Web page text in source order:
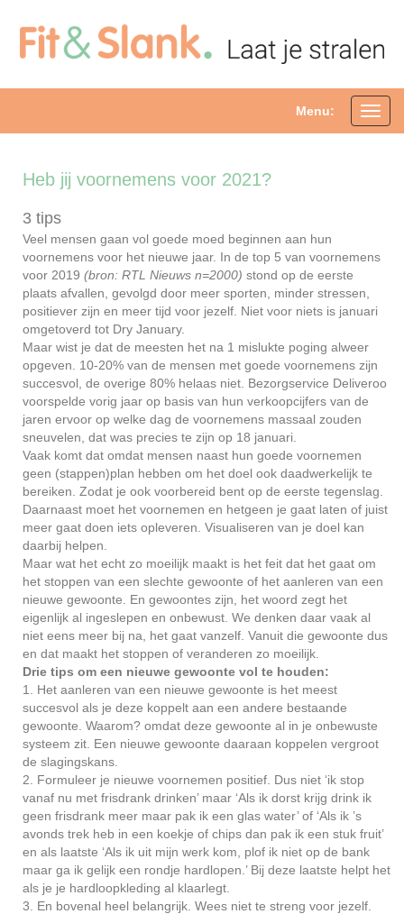
Menu:
Heb jij voornemens voor 2021?
3 tips
Veel mensen gaan vol goede moed beginnen aan hun
voornemens voor het nieuwe jaar. In de top 5 van voornemens
voor 2019 (bron: RTL Nieuws n=2000) stond op de eerste
plaats afvallen, gevolgd door meer sporten, minder stressen,
positiever zijn en meer tijd voor jezelf. Niet voor niets is januari
omgetoverd tot Dry January.
Maar wist je dat de meesten het na 1 mislukte poging alweer
opgeven. 10-20% van de mensen met goede voornemens zijn
succesvol, de overige 80% helaas niet. Bezorgservice Deliveroo
voorspelde vorig jaar op basis van hun verkoopcijfers van de
jaren ervoor op welke dag de voornemens massaal zouden
sneuvelen, dat was precies te zijn op 18 januari.
Vaak komt dat omdat mensen naast hun goede voornemen
geen (stappen)plan hebben om het doel ook daadwerkelijk te
bereiken. Zodat je ook voorbereid bent op de eerste tegenslag.
Daarnaast moet het voornemen en hetgeen je gaat laten of juist
meer gaat doen iets opleveren. Visualiseren van je doel kan
daarbij helpen.
Maar wat het echt zo moeilijk maakt is het feit dat het gaat om
het stoppen van een slechte gewoonte of het aanleren van een
nieuwe gewoonte. En gewoontes zijn, het woord zegt het
eigenlijk al ingeslepen en onbewust. We denken daar vaak al
niet eens meer bij na, het gaat vanzelf. Vanuit die gewoonte dus
en dat maakt het stoppen of veranderen zo moeilijk.
Drie tips om een nieuwe gewoonte vol te houden:
1. Het aanleren van een nieuwe gewoonte is het meest
succesvol als je deze koppelt aan een andere bestaande
gewoonte. Waarom? omdat deze gewoonte al in je onbewuste
systeem zit. Een nieuwe gewoonte daaraan koppelen vergroot
de slagingskans.
2. Formuleer je nieuwe voornemen positief. Dus niet ‘ik stop
vanaf nu met frisdrank drinken’ maar ‘Als ik dorst krijg drink ik
geen frisdrank meer maar pak ik een glas water’ of ‘Als ik ’s
avonds trek heb in een koekje of chips dan pak ik een stuk fruit’
en als laatste ‘Als ik uit mijn werk kom, plof ik niet op de bank
maar ga ik gelijk een rondje hardlopen.’ Bij deze laatste helpt het
als je je hardloopkleding al klaarlegt.
3. En bovenal heel belangrijk. Wees niet te streng voor jezelf.